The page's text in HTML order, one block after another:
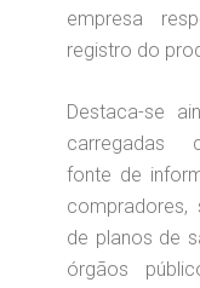
empresa
registro do
Destaca-se
carregadas
fonte de
compradores,
de planos de
órgãos